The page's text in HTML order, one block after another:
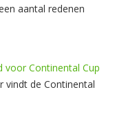
aantal redenen
voor Continental Cup
vindt de Continental